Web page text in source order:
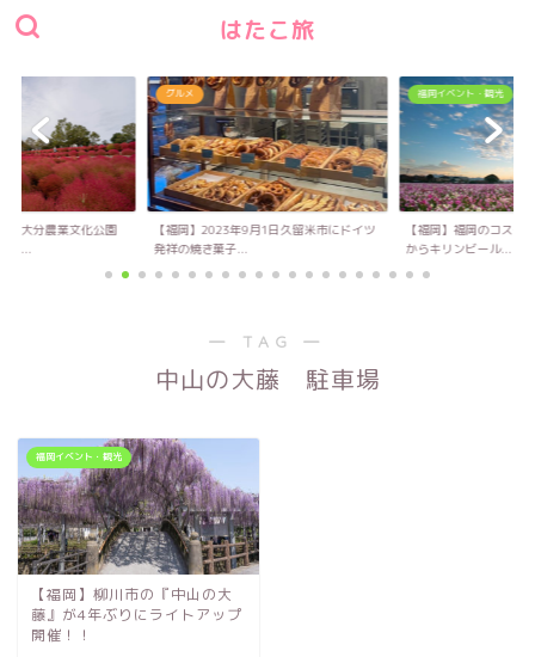
はたこ旅
！大分農業文化公園
キ...
グルメ
【福岡】2023年9月1日久留米市にドイツ
発祥の焼き菓子...
福岡イベント・観光
【福岡】福岡のコスモ
からキリンビール...
― TAG ―
中山の大藤 駐車場
福岡イベント・観光
【福岡】柳川市の『中山の大
藤』が4年ぶりにライトアップ
開催！！